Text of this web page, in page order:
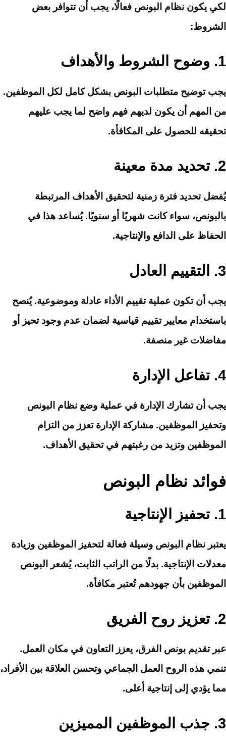
لكي يكون نظام البونص فعالًا، يجب أن تتوافر بعض
الشروط:
1. وضوح الشروط والأهداف
يجب توضيح متطلبات البونص بشكل كامل لكل الموظفين.
من المهم أن يكون لديهم فهم واضح لما يجب عليهم
تحقيقه للحصول على المكافأة.
2. تحديد مدة معينة
يُفضل تحديد فترة زمنية لتحقيق الأهداف المرتبطة
بالبونص، سواء كانت شهريًا أو سنويًا. يُساعد هذا في
الحفاظ على الدافع والإنتاجية.
3. التقييم العادل
يجب أن تكون عملية تقييم الأداء عادلة وموضوعية. يُنصح
باستخدام معايير تقييم قياسية لضمان عدم وجود تحيز أو
مفاضلات غير منصفة.
4. تفاعل الإدارة
يجب أن تشارك الإدارة في عملية وضع نظام البونص
وتحفيز الموظفين. مشاركة الإدارة تعزز من التزام
الموظفين وتزيد من رغبتهم في تحقيق الأهداف.
فوائد نظام البونص
1. تحفيز الإنتاجية
يعتبر نظام البونص وسيلة فعالة لتحفيز الموظفين وزيادة
معدلات الإنتاجية. بدلًا من الراتب الثابت، يُشعر البونص
الموظفين بأن جهودهم تُعتبر مكافأة.
2. تعزيز روح الفريق
عبر تقديم بونص الفرق، يعزز التعاون في مكان العمل.
تنمي هذه الروح العمل الجماعي وتحسن العلاقة بين الأفراد،
مما يؤدي إلى إنتاجية أعلى.
3. جذب الموظفين المميزين